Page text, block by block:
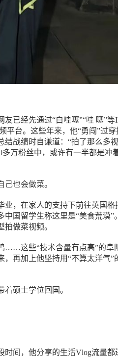
已经先通过“白哇噻”“哇 噻”等
平台。这些年来，他“勇闯”过穿
结战绩时自谦道：“拍了那么多
万粉丝中，或许有一半都是冲
也会做菜。
业，在家人的支持下前往英国格
国留学生称这里是“美食荒漠”
做菜视频。
……这些“技术含量有点高”的阜
再加上他坚持用“不算太洋气”
硕士学位回国。
时间，他分享的生活Vlog流量都